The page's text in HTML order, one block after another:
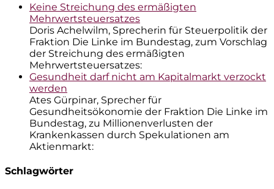
Keine Streichung des ermäßigten
Mehrwertsteuersatzes
Doris Achelwilm, Sprecherin für Steuerpolitik der
Fraktion Die Linke im Bundestag, zum Vorschlag
der Streichung des ermäßigten
Mehrwertsteuersatzes:
Gesundheit darf nicht am Kapitalmarkt verzockt
werden
Ates Gürpinar, Sprecher für
Gesundheitsökonomie der Fraktion Die Linke im
Bundestag, zu Millionenverlusten der
Krankenkassen durch Spekulationen am
Aktienmarkt:
Schlagwörter